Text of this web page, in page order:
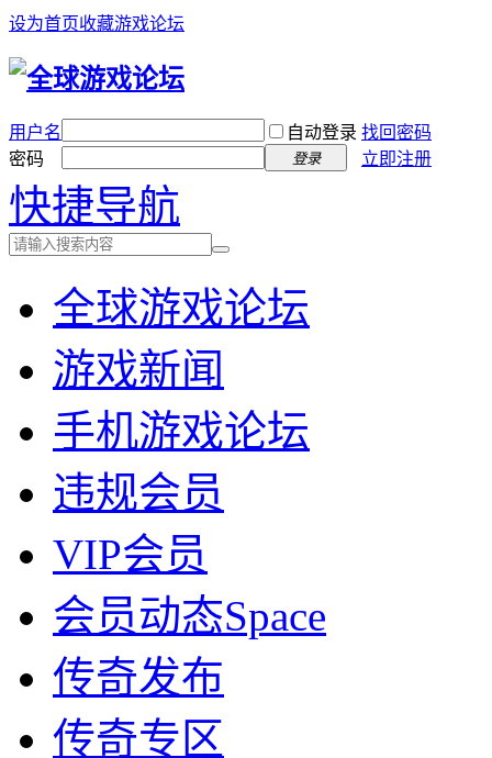
设为首页收藏游戏论坛
用户名 自动登录 找回密码
密码
登录 立即注册
快捷导航
全球游戏论坛
游戏新闻
手机游戏论坛
违规会员
VIP会员
会员动态Space
传奇发布
传奇专区